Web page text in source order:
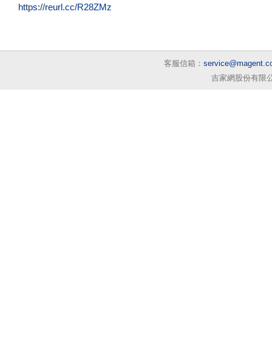
https://reurl.cc/R28ZMz
客服信箱：
吉家網股份有限